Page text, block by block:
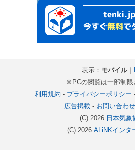
表示： モバイル｜
※PCの閲覧は一部制限
利用規約 - プライバシーポリシー
広告掲載- お問い合わせ
(C) 2026 日本気象
(C) 2026 ALiNKインタ